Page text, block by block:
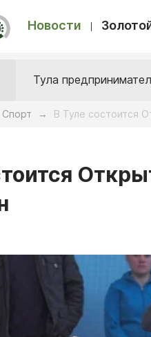
Новости
Тула
Спорт → В Туле состоится